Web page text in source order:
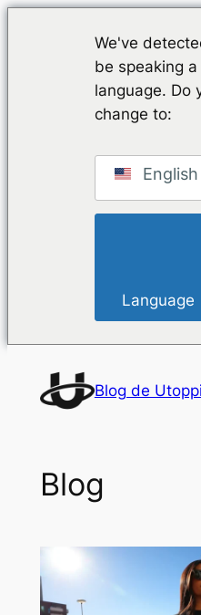
We've
be speaking
language. Do
change to:
English
contenido
Blog de
Blog